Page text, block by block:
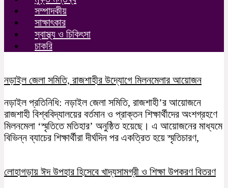
সম্পাদকীয়
সাক্ষাৎকার
স্বাস্থ্য ও চিকিৎসা
চাকরি
নড়াইল জেলা সমিতি, রাজশাহীর উদ্যোগে মিলনমেলার আয়োজন
নড়াইল প্রতিনিধি: নড়াইল জেলা সমিতি, রাজশাহী’র আয়োজনে
রাজশাহী বিশ্ববিদ্যালয়ের বর্তমান ও প্রাক্তন শিক্ষার্থীদের অংশগ্রহণে
মিলনমেলা ‘স্মৃতিতে মতিহার’ অনুষ্ঠিত হয়েছে। এ আয়োজনের মাধ্যমে
বিভিন্ন ব্যাচের শিক্ষার্থীরা দীর্ঘদিন পর একত্রিত হয়ে স্মৃতিচারণ,
লোহাগড়ায় ঈদ উপহার হিসেবে খাদ্যসামগ্রী ও শিক্ষা উপকরণ বিতরণ